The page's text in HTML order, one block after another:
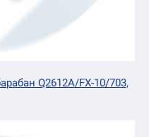
Q2612A/FX-10/703,